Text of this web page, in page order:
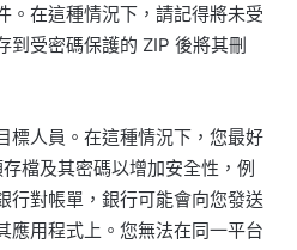
。在這種情況下，請記得將未受
到受密碼保護的 ZIP 後將其刪
標人員。在這種情況下，您最好
檔及其密碼以增加安全性，例
行對帳單，銀行可能會向您發送
應用程式上。您無法在同一平台